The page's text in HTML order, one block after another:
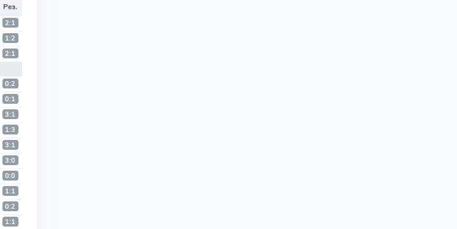
Рез.
2:1
1:2
2:1
0:2
0:1
3:1
1:3
3:1
3:0
0:0
1:1
0:2
1:1